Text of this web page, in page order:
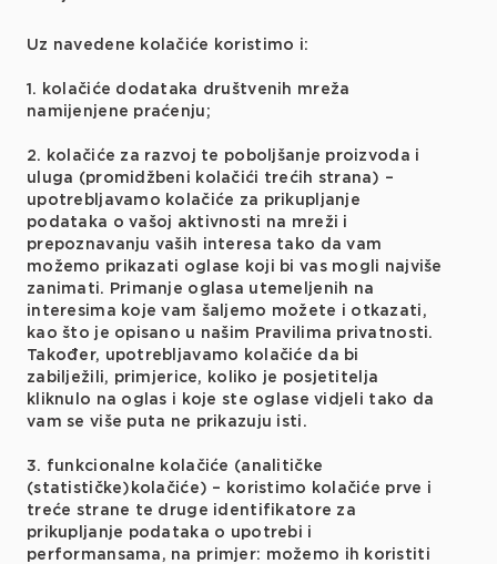
Uz navedene kolačiće koristimo i:
1. kolačiće dodataka društvenih mreža
namijenjene praćenju;
2. kolačiće za razvoj te poboljšanje proizvoda i
uluga (promidžbeni kolačići trećih strana) –
upotrebljavamo kolačiće za prikupljanje
podataka o vašoj aktivnosti na mreži i
prepoznavanju vaših interesa tako da vam
možemo prikazati oglase koji bi vas mogli najviše
zanimati. Primanje oglasa utemeljenih na
interesima koje vam šaljemo možete i otkazati,
kao što je opisano u našim Pravilima privatnosti.
Također, upotrebljavamo kolačiće da bi
zabilježili, primjerice, koliko je posjetitelja
kliknulo na oglas i koje ste oglase vidjeli tako da
vam se više puta ne prikazuju isti.
3. funkcionalne kolačiće (analitičke
(statističke)kolačiće) – koristimo kolačiće prve i
treće strane te druge identifikatore za
prikupljanje podataka o upotrebi i
performansama, na primjer: možemo ih koristiti